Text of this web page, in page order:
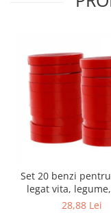
Teascuri
Zdrobitoare electrice
Zdrobitoare electrice
Zdrobitoare manuale
Masini de cusut si
Articole
Suflante si
Unelte altoit
Set 20 benzi
legat vita,
28,88 Lei